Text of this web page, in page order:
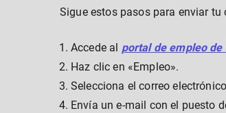
Sigue estos pasos para enviar tu
Accede al portal de empleo de
Haz clic en «Empleo».
Selecciona el correo
Envía un e-mail con el puesto